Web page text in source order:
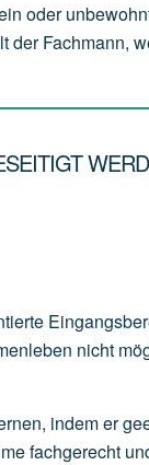
oder
der Fachmann,
nicht
indem er
fachgerecht